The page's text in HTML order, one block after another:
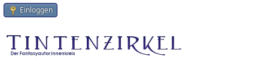
Einloggen